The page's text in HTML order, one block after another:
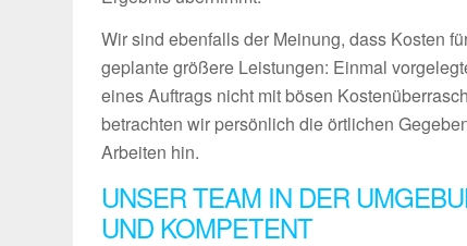
Wir sind ebenfalls der Meinung, dass Kosten
geplante größere Leistungen: Einmal
eines Auftrags nicht mit bösen
betrachten wir persönlich die örtlichen
Arbeiten hin.
UNSER TEAM IN DER
UND KOMPETENT